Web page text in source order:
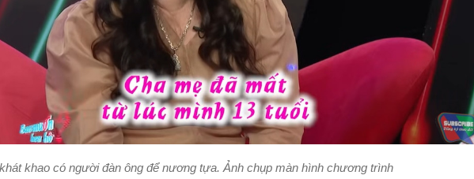
khao có người đàn ông để nương tựa. Ảnh chụp màn hình chương trình